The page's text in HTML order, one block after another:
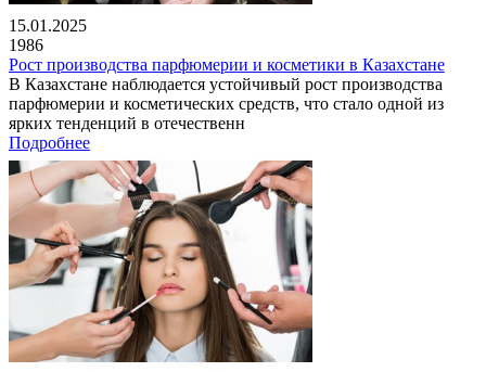
15.01.2025
1986
Рост производства парфюмерии и косметики в Казахстане
В Казахстане наблюдается устойчивый рост производства
парфюмерии и косметических средств, что стало одной из
ярких тенденций в отечественн
Подробнее